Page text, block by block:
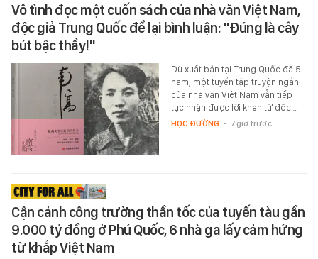
Vô tình đọc một cuốn sách của nhà văn Việt Nam,
độc giả Trung Quốc để lại bình luận: "Đúng là cây
bút bậc thầy!"
Dù xuất bản tại Trung Quốc đã 5
năm, một tuyển tập truyện ngắn
của nhà văn Việt Nam vẫn tiếp
tục nhận được lời khen từ độc…
HỌC ĐƯỜNG - 7 giờ trước
Cận cảnh công trường thần tốc của tuyến tàu gần
9.000 tỷ đồng ở Phú Quốc, 6 nhà ga lấy cảm hứng
từ khắp Việt Nam